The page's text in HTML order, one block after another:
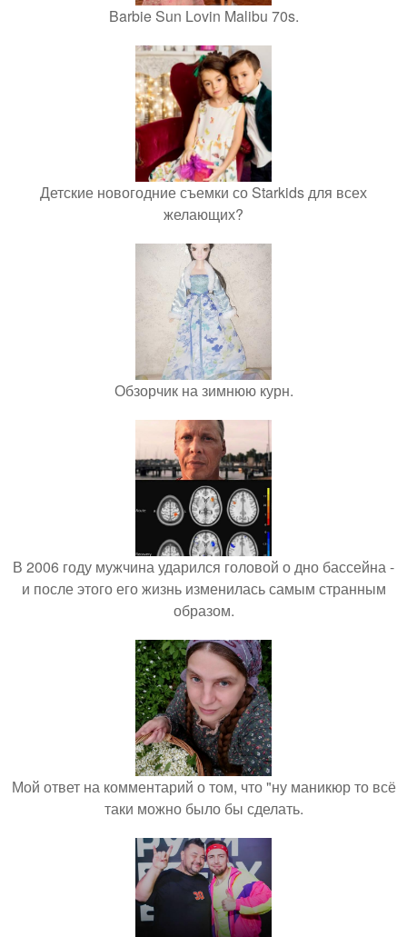
Barbie Sun Lovin Malibu 70s.
Детские новогодние съемки со Starkids для всех
желающих?
Обзорчик на зимнюю курн.
В 2006 году мужчина ударился головой о дно бассейна -
и после этого его жизнь изменилась самым странным
образом.
Мой ответ на комментарий о том, что "ну маникюр то всё
таки можно было бы сделать.